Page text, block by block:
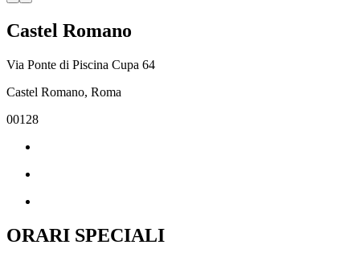
Castel Romano
Via Ponte di Piscina Cupa 64
Castel Romano, Roma
00128
ORARI SPECIALI